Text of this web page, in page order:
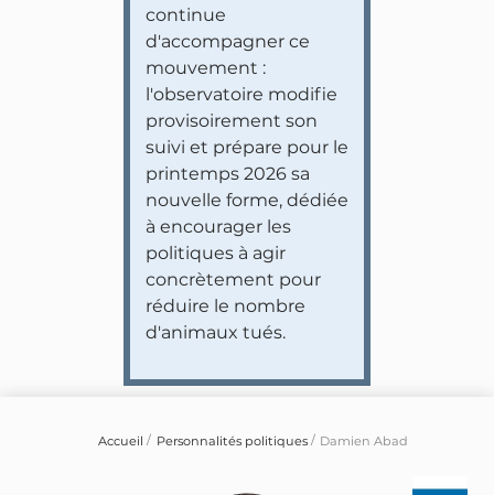
continue
d'accompagner ce
mouvement :
l'observatoire modifie
provisoirement son
suivi et prépare pour le
printemps 2026 sa
nouvelle forme, dédiée
à encourager les
politiques à agir
concrètement pour
réduire le nombre
d'animaux tués.
Accueil Personnalités politiques Damien Abad